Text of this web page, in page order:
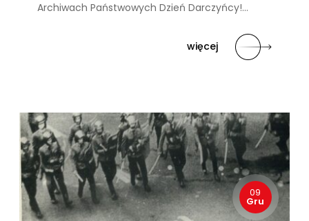
Archiwach Państwowych Dzień Darczyńcy!…
więcej
09
Gru